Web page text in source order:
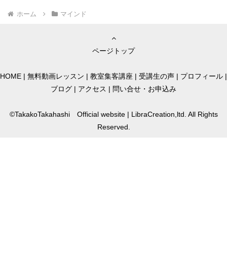
ホーム マインド
ページトップ
HOME | 無料動画レッスン | 教室集客講座 | 受講生の声 | プロフィール |
ブログ | アクセス | 問い合せ・お申込み
©TakakoTakahashi Official website | LibraCreation,ltd. All Rights
Reserved.